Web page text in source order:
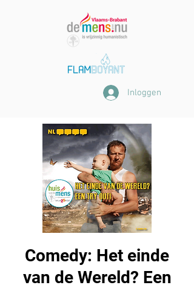
Inloggen
Comedy: Het einde
van de Wereld? Een